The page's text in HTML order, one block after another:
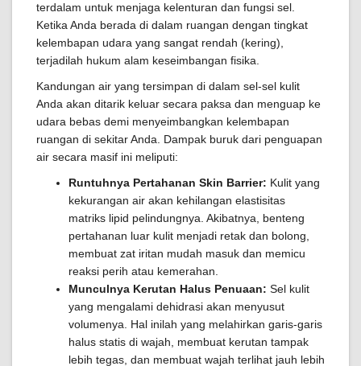
terdalam untuk menjaga kelenturan dan fungsi sel.
Ketika Anda berada di dalam ruangan dengan tingkat
kelembapan udara yang sangat rendah (kering),
terjadilah hukum alam keseimbangan fisika.
Kandungan air yang tersimpan di dalam sel-sel kulit
Anda akan ditarik keluar secara paksa dan menguap ke
udara bebas demi menyeimbangkan kelembapan
ruangan di sekitar Anda. Dampak buruk dari penguapan
air secara masif ini meliputi:
Runtuhnya Pertahanan Skin Barrier: Kulit yang
kekurangan air akan kehilangan elastisitas
matriks lipid pelindungnya. Akibatnya, benteng
pertahanan luar kulit menjadi retak dan bolong,
membuat zat iritan mudah masuk dan memicu
reaksi perih atau kemerahan.
Munculnya Kerutan Halus Penuaan: Sel kulit
yang mengalami dehidrasi akan menyusut
volumenya. Hal inilah yang melahirkan garis-garis
halus statis di wajah, membuat kerutan tampak
lebih tegas, dan membuat wajah terlihat jauh lebih